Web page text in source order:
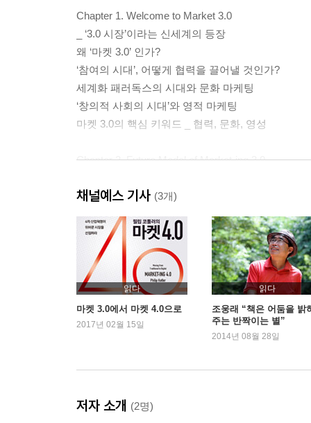
Chapter 1. Welcome to Market 3.0
_ ‘3.0 시장’이라는 신세계의 등장
왜 ‘마켓 3.0’ 인가?
‘참여의 시대’, 어떻게 협력을 끌어낼 것인가?
세계화 패러독스의 시대와 문화 마케팅
‘창의적 사회의 시대’와 영적 마케팅
마켓 3.0의 핵심 키워드 _ 협력, 문화, 영성
Chapter 2. Future Model of Market-ing 3.0
60년, 시장의 역사를 돌아보다
마케팅의 미래 _ 수직을 넘어서 수평으로
영혼에 호소하는 기업이 살아남는다 _ 3i 모델
‘어떤 가치를 가졌는가’가 구매를 결정하는 기준이
화려한 테크닉이 아니라 메시지가 먹힌다
PART TWO | Strategy in Market 3.0
3.0 시장에서의 기업 생존 전략
훌륭한 기업의 미션은 어떻게 만들어지는가
채널예스 기사 (3개)
읽다
마켓 3.0에서 마켓 4.0으로
2017년 02월 15일
읽다
조웅래 “책은 어둠을 밝
주는 반짝이는 별”
2014년 08월 28일
저자 소개 (2명)